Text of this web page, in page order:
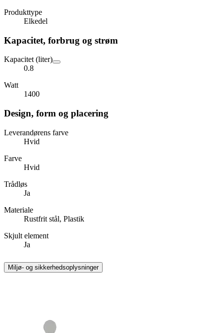
Produkttype
Elkedel
Kapacitet, forbrug og strøm
Kapacitet (liter)
0.8
Watt
1400
Design, form og placering
Leverandørens farve
Hvid
Farve
Hvid
Trådløs
Ja
Materiale
Rustfrit stål, Plastik
Skjult element
Ja
Miljø- og sikkerhedsoplysninger